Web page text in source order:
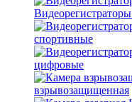
спортивные
цифровые
взрывозащищенная